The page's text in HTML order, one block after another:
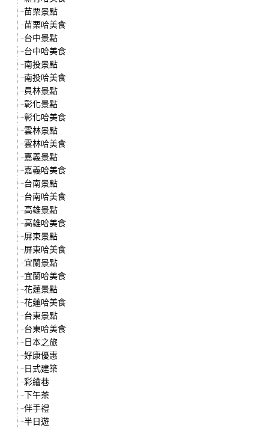
苗栗景點
苗栗哈美食
台中景點
台中哈美食
南投景點
南投哈美食
員林景點
彰化景點
彰化哈美食
雲林景點
雲林哈美食
嘉義景點
嘉義哈美食
台南景點
台南哈美食
高雄景點
高雄哈美食
屏東景點
屏東哈美食
宜蘭景點
宜蘭哈美食
花蓮景點
花蓮哈美食
台東景點
台東哈美食
日本之旅
好康優惠
日式建築
彩繪巷
下午茶
伴手禮
半日遊